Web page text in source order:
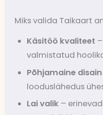
Miks valida Taikaart
Käsitöö kvaliteet
valmistatud
Põhjamaine disain
looduslähedus
Lai valik –